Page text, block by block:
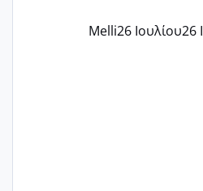
Εγώ πήγα σε έναν
Melli26 Ιουλίου26